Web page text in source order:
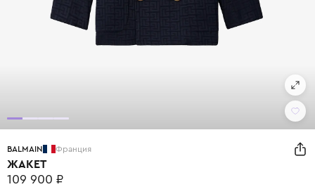
BALMAIN Франция
ЖАКЕТ
109 900 ₽